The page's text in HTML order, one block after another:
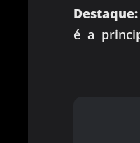
Destaque:
é a